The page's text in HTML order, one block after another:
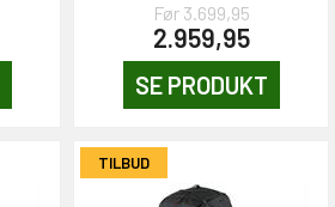
Før 3.699,95
2.959,95
SE PRODUKT
TILBUD